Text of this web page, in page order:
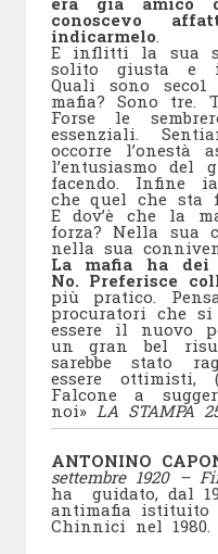
conoscevo
indicarmelo.
E inflitti la sua
solito giusta e
Quali sono
mafia? Sono
Forse le
essenziali.
occorre l’onestà
l’entusiasmo del
facendo. Infine
che quel che sta
E dov’è che la
forza? Nella sua
nella sua
La mafia ha
No. Preferisce
più pratico.
procuratori che si
essere il nuovo
un gran bel
sarebbe stato
essere ottimisti,
Falcone a
noi» LA STAMPA
ANTONINO
settembre 1920 –
ha guidato, dal
antimafia istituito
Chinnici nel 1980.